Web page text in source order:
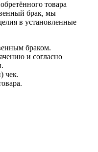
товара
брак, мы
в установленные
браком.
и согласно
чек.